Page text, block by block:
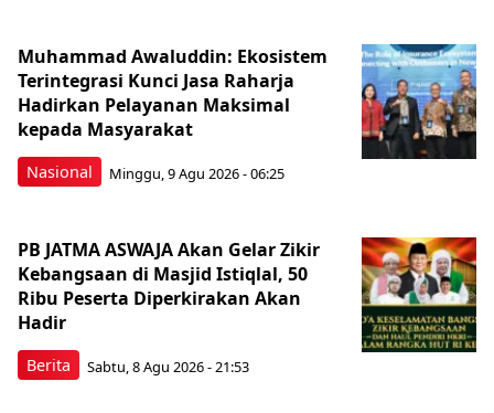
Nasional
Muhammad Awaluddin: Ekosistem
Terintegrasi Kunci Jasa Raharja
Hadirkan Pelayanan Maksimal
kepada Masyarakat
Minggu, 9 Agu 2026 - 06:25
Berita
PB JATMA ASWAJA Akan Gelar Zikir
Kebangsaan di Masjid Istiqlal, 50
Ribu Peserta Diperkirakan Akan
Hadir
Sabtu, 8 Agu 2026 - 21:53